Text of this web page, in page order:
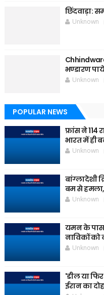
छिंदवाड़ा:
Unknown
भण्डारण
Unknown
POPULAR NEWS
फ्रांस ने
भारत में ही
Unknown
बांग्लादेशी
बम से हमला,
Unknown
यमन के पास
नाविकों को
Unknown
'डील या
ईरान का